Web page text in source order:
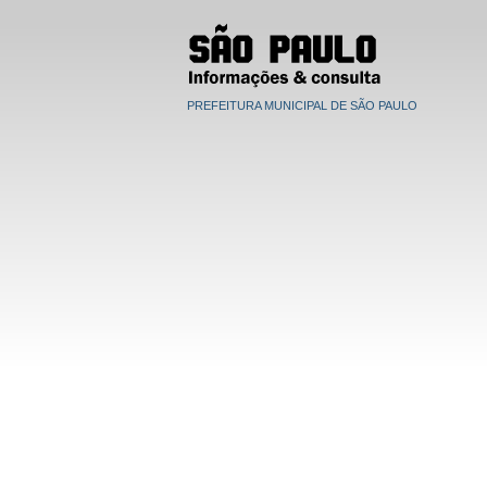
PREFEITURA MUNICIPAL DE SÃO PAULO